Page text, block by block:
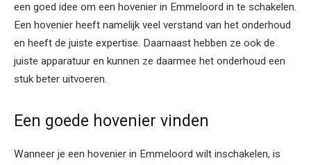
een goed idee om een hovenier in Emmeloord in te schakelen.
Een hovenier heeft namelijk veel verstand van het onderhoud
en heeft de juiste expertise. Daarnaast hebben ze ook de
juiste apparatuur en kunnen ze daarmee het onderhoud een
stuk beter uitvoeren.
Een goede hovenier vinden
Wanneer je een hovenier in Emmeloord wilt inschakelen, is